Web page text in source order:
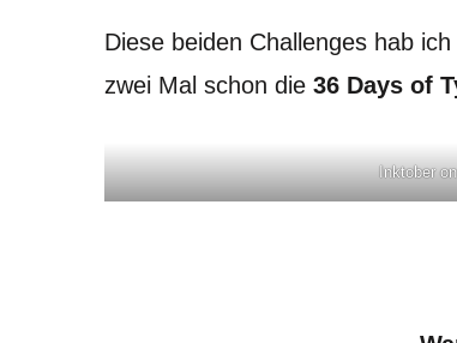
Diese beiden Challenges hab
zwei Mal schon die 36 Days of
Inktober